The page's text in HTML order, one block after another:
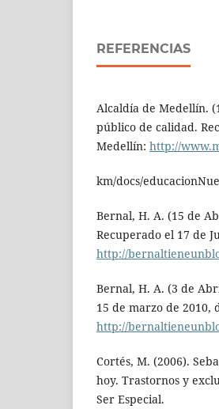
REFERENCIAS
Alcaldía de Medellín.
público de calidad.
Medellín: http://
km/docs/
Bernal, H. A. (15 de
Recuperado el 17 de
http://
Bernal, H. A. (3 de
15 de marzo de 2010,
http://
Cortés, M. (2006).
hoy. Trastornos y
Ser Especial.